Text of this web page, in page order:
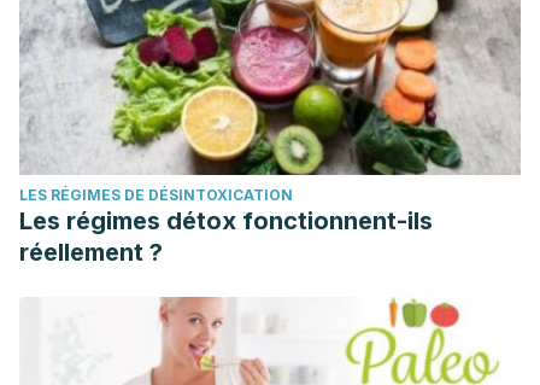
LES RÉGIMES DE DÉSINTOXICATION
Les régimes détox fonctionnent-ils
réellement ?